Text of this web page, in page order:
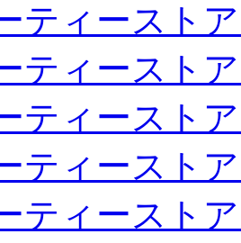
ティースト
ティースト
ティースト
ティースト
ティースト